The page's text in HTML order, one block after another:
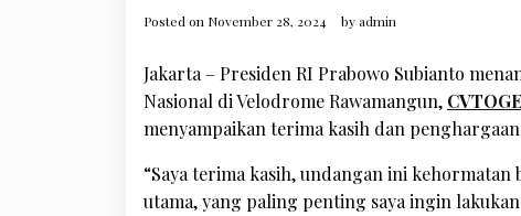
Posted on November 28, 2024 byadmin
Jakarta – Presiden RI Prabowo Subianto
Nasional di Velodrome Rawamangun,
menyampaikan terima kasih dan
“Saya terima kasih, undangan ini kehormatan
utama, yang paling penting saya ingin